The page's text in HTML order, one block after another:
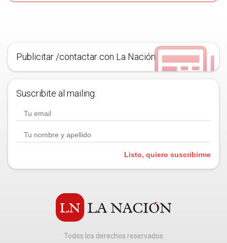
Publicitar /contactar con La Nación
Suscribite al mailing.
Listo, quiero suscribirme
Todos los derechos reservados